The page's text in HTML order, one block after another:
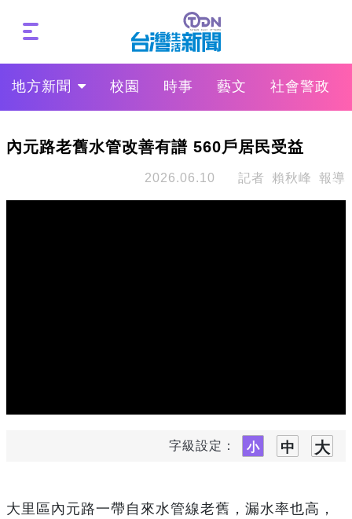
地方新聞 校園 時事 藝文 社會警政
內元路老舊水管改善有譜 560戶居民受益
2026.06.10 記者 賴秋峰 報導
字級設定：
大里區內元路一帶自來水管線老舊，漏水率也高，